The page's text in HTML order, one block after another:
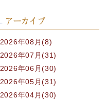
アーカイブ
2026年08月(8)
2026年07月(31)
2026年06月(30)
2026年05月(31)
2026年04月(30)